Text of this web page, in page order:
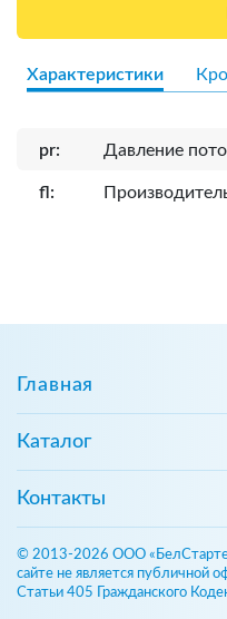
Характеристики
pr: Давление
fl:
Главная
Каталог
Контакты
© 2013-2026 ООО
сайте не является публичной
Статьи 405 Гражданского